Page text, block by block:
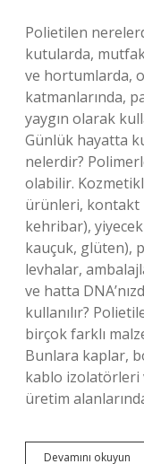
Polietilen
kutularda,
ve hortumlarda,
katmanlarında,
yaygın olarak
Günlük hayatta
nelerdir?
olabilir.
ürünleri, kontakt
kehribar),
kauçuk, glüten),
levhalar,
ve hatta
kullanılır?
birçok farklı
Bunlara kaplar,
kablo izolatörleri
üretim
Devamını okuyun